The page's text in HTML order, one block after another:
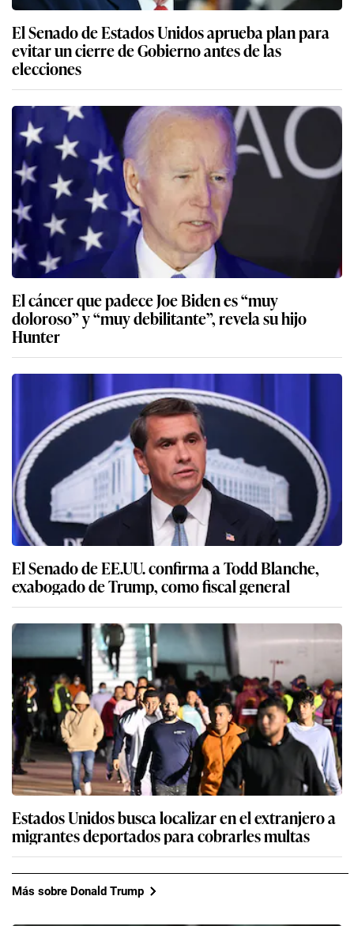
El Senado de Estados Unidos aprueba plan para
evitar un cierre de Gobierno antes de las
elecciones
El cáncer que padece Joe Biden es “muy
doloroso” y “muy debilitante”, revela su hijo
Hunter
El Senado de EE.UU. confirma a Todd Blanche,
exabogado de Trump, como fiscal general
Estados Unidos busca localizar en el extranjero a
migrantes deportados para cobrarles multas
Más sobre Donald Trump